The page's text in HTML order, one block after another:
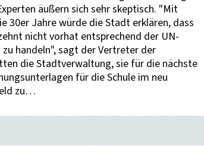
äußern sich sehr skeptisch. "Mit
30er Jahre würde die Stadt erklären, dass
nicht vorhat entsprechend der UN-
handeln", sagt der Vertreter der
die Stadtverwaltung, sie für die nächste
für die Schule im neu
zu…